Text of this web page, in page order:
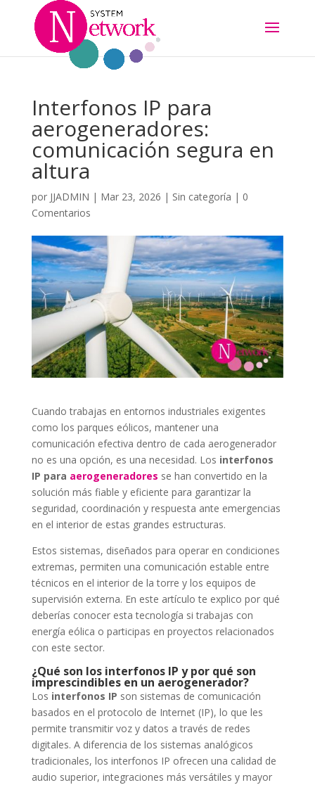
Interfonos IP para
aerogeneradores:
comunicación segura en
altura
por JJADMIN | Mar 23, 2026 | Sin categoría | 0
Comentarios
Cuando trabajas en entornos industriales exigentes
como los parques eólicos, mantener una
comunicación efectiva dentro de cada aerogenerador
no es una opción, es una necesidad. Los interfonos
IP para aerogeneradores se han convertido en la
solución más fiable y eficiente para garantizar la
seguridad, coordinación y respuesta ante emergencias
en el interior de estas grandes estructuras.
Estos sistemas, diseñados para operar en condiciones
extremas, permiten una comunicación estable entre
técnicos en el interior de la torre y los equipos de
supervisión externa. En este artículo te explico por qué
deberías conocer esta tecnología si trabajas con
energía eólica o participas en proyectos relacionados
con este sector.
¿Qué son los interfonos IP y por qué son
imprescindibles en un aerogenerador?
Los interfonos IP son sistemas de comunicación
basados en el protocolo de Internet (IP), lo que les
permite transmitir voz y datos a través de redes
digitales. A diferencia de los sistemas analógicos
tradicionales, los interfonos IP ofrecen una calidad de
audio superior, integraciones más versátiles y mayor